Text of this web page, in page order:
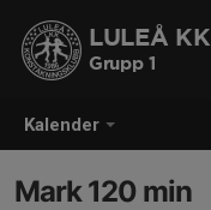
Kalender
LULEÅ KK
Grupp 1
Mark 120 min